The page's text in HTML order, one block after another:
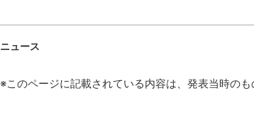
ニュース
※このページに記載されている内容は、発表当時の